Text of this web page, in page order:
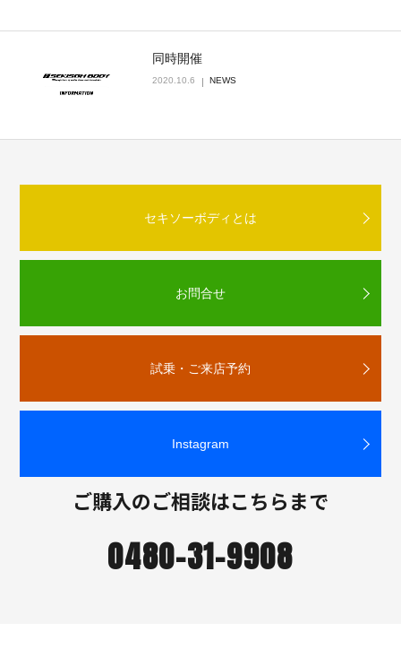
同時開催
2020.10.6 NEWS
セキソーボディとは
お問合せ
試乗・ご来店予約
Instagram
ご購入のご相談はこちらまで
0480-31-9908